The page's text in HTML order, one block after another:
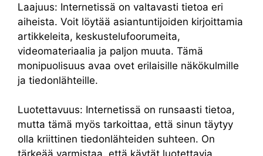
Laajuus: Internetissä on valtavasti tietoa eri
aiheista. Voit löytää asiantuntijoiden kirjoittamia
artikkeleita, keskustelufoorumeita,
videomateriaalia ja paljon muuta. Tämä
monipuolisuus avaa ovet erilaisille näkökulmille
ja tiedonlähteille.
Luotettavuus: Internetissä on runsaasti tietoa,
mutta tämä myös tarkoittaa, että sinun täytyy
olla kriittinen tiedonlähteiden suhteen. On
tärkeää varmistaa, että käytät luotettavia